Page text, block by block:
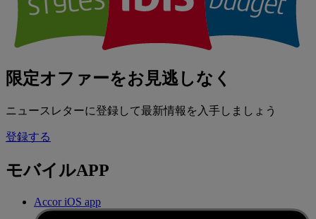
限定オファーをお見逃しなく
ニュースレターに登録して最新情報を入手しましょう
登録する
モバイルAPP
Accor iOS app